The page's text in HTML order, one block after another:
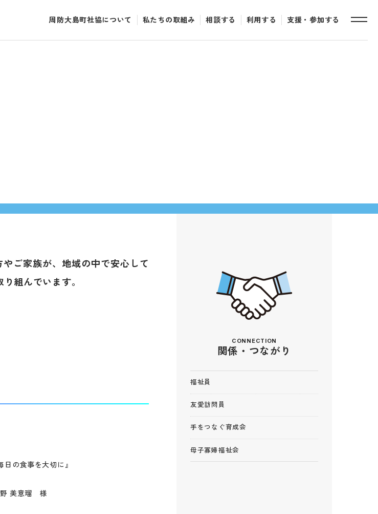
周防大島町社協について 私たちの取組み 相談する 利用する 支援・参加する
toggle
ご家族が、地域の中で安心して
組んでいます。
食事を大切に』
意瑠 様
関係・つながり
CONNECTION
福祉員
友愛訪問員
手をつなぐ育成会
母子寡婦福祉会